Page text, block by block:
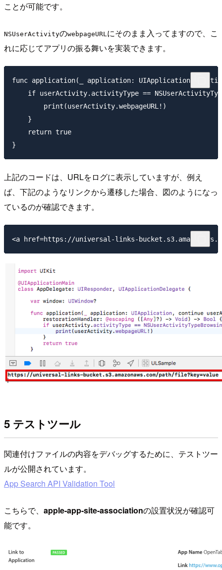
ことが可能です。
NSUserActivityのwebpageURLにそのまま入ってますので、こ
れに応じてアプリの振る舞いを実装できます。
func application(_ application: UIApplication,
if userActivity.activityType ==
        print(userActivity.webpageURL!)
    }
    return true
上記のコードは、URLをログに表示していますが、例え
ば、下記のようなリンクから遷移した場合、図のようになっ
ているのが確認できます。
5 テストツール
関連付けファイルの内容をデバッグするために、テストツー
ルが公開されています。
App Search API Validation Tool
こちらで、 apple-app-site-associationの設置状況が確認可
能です。